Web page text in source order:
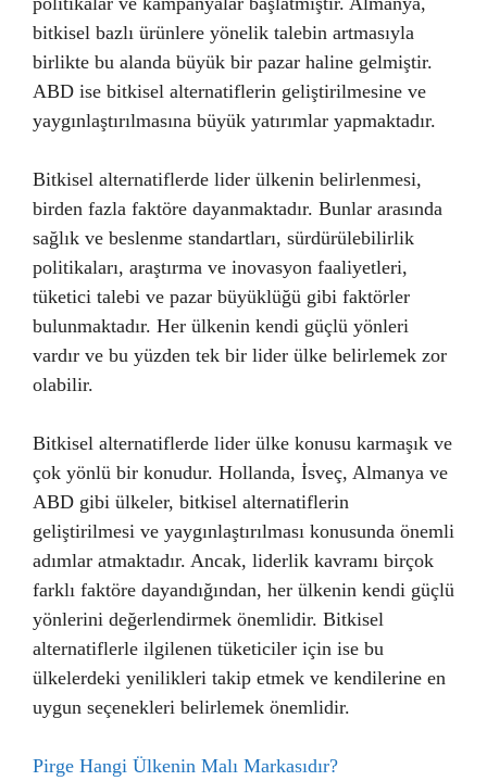
bitkisel bazlı ürünlere yönelik talebin artmasıyla
birlikte bu alanda büyük bir pazar haline gelmiştir.
ABD ise bitkisel alternatiflerin geliştirilmesine ve
yaygınlaştırılmasına büyük yatırımlar yapmaktadır.
Bitkisel alternatiflerde lider ülkenin belirlenmesi,
birden fazla faktöre dayanmaktadır. Bunlar arasında
sağlık ve beslenme standartları, sürdürülebilirlik
politikaları, araştırma ve inovasyon faaliyetleri,
tüketici talebi ve pazar büyüklüğü gibi faktörler
bulunmaktadır. Her ülkenin kendi güçlü yönleri
vardır ve bu yüzden tek bir lider ülke belirlemek zor
olabilir.
Bitkisel alternatiflerde lider ülke konusu karmaşık ve
çok yönlü bir konudur. Hollanda, İsveç, Almanya ve
ABD gibi ülkeler, bitkisel alternatiflerin
geliştirilmesi ve yaygınlaştırılması konusunda önemli
adımlar atmaktadır. Ancak, liderlik kavramı birçok
farklı faktöre dayandığından, her ülkenin kendi güçlü
yönlerini değerlendirmek önemlidir. Bitkisel
alternatiflerle ilgilenen tüketiciler için ise bu
ülkelerdeki yenilikleri takip etmek ve kendilerine en
uygun seçenekleri belirlemek önemlidir.
Pirge Hangi Ülkenin Malı Markasıdır?